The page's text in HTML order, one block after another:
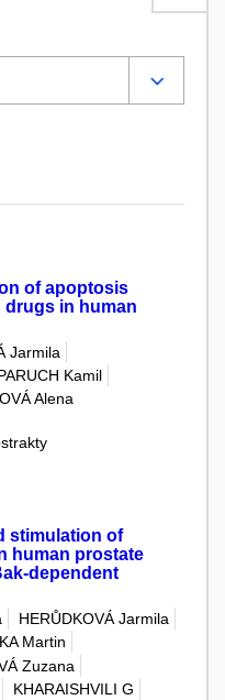
of apoptosis
drugs in human
Jarmila
Kamil
Alena
stimulation of
human prostate
dependent
HERŮDKOVÁ Jarmila
Martin
Zuzana
KHARAISHVILI G